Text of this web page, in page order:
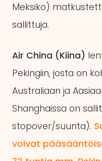
Meksiko)
sallittuja.
Air China (Kiina)
Pekingiin, josta on
Australiaan ja
Shanghaissa on
stopover/suunta).
voivat